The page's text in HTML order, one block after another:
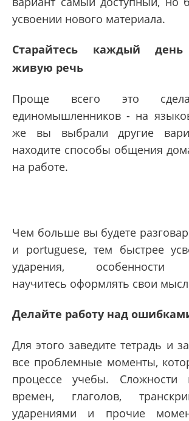
усвоении нового материала.
Старайтесь каждый день
живую речь
Проще всего это
единомышленников - на
же вы выбрали другие
находите способы общения
на работе.
Чем больше вы будете
и portuguese, тем быстрее
ударения, особенности
научитесь оформлять свои
Делайте работу над
Для этого заведите тетрадь и
все проблемные моменты,
процессе учебы. Сложности
времен, глаголов,
ударениями и прочие